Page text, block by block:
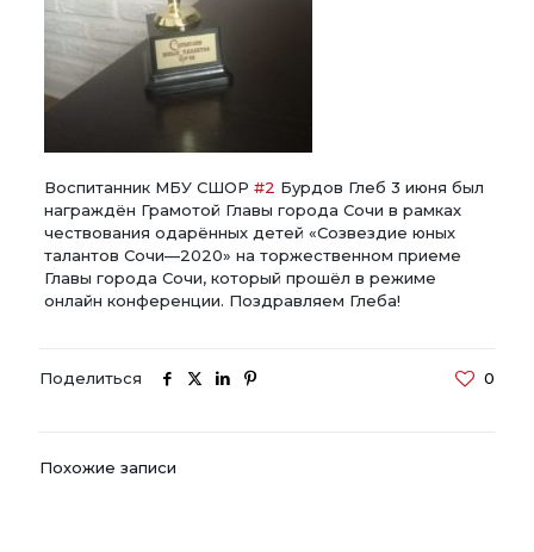
Воспитанник МБУ СШОР #2 Бурдов Глеб 3 июня был
награждён Грамотой Главы города Сочи в рамках
чествования одарённых детей «Созвездие юных
талантов Сочи—2020» на торжественном приеме
Главы города Сочи, который прошёл в режиме
онлайн конференции. Поздравляем Глеба!
Поделиться 0
Похожие записи